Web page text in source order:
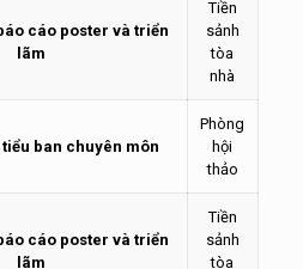
cáo poster và triển
lãm
Tiền
sảnh
tòa
nhà
tiểu ban chuyên môn
Phòng
hội
thảo
cáo poster và triển
lãm
Tiền
sảnh
tòa